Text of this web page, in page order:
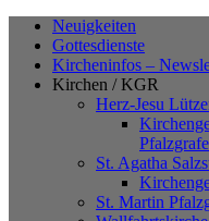
Neuigkeiten
Gottesdienste
Kircheninfos –
Kirchen / KGR
Herz-Jesu
St. Agatha
St. Martin